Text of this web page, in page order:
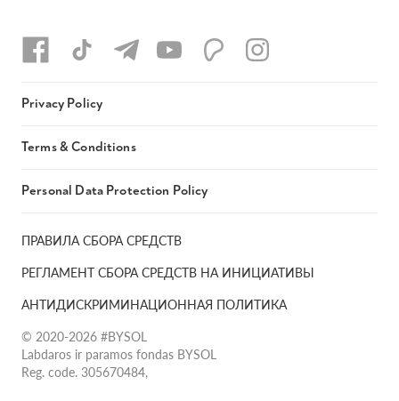
ПРАВИЛА СБОРА СРЕДСТВ
РЕГЛАМЕНТ СБОРА СРЕДСТВ НА ИНИЦИАТИВЫ
АНТИДИСКРИМИНАЦИОННАЯ ПОЛИТИКА
© 2020-2026 #BYSOL
Labdaros ir paramos fondas BYSOL
Reg. code. 305670484,
Privacy Policy
Terms & Conditions
Personal Data Protection Policy